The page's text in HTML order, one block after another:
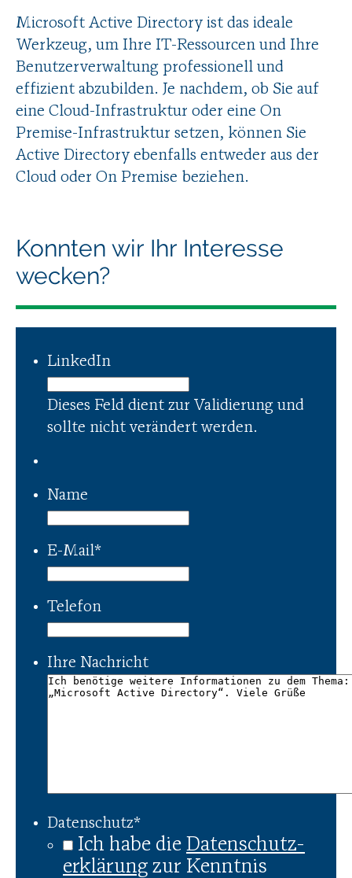
Microsoft Active Directory ist das ideale
Werkzeug, um Ihre IT-Ressourcen und Ihre
Benutzerverwaltung professionell und
effizient abzubilden. Je nachdem, ob Sie auf
eine Cloud-Infrastruktur oder eine On
Premise-Infrastruktur setzen, können Sie
Active Directory ebenfalls entweder aus der
Cloud oder On Premise beziehen.
Konnten wir Ihr Interesse
wecken?
LinkedIn
Dieses Feld dient zur Validierung und
sollte nicht verändert werden.
Name
E-Mail*
Telefon
Ihre Nachricht
Datenschutz*
Ich habe die Daten­schutz­
er­klä­rung zur Kenntnis